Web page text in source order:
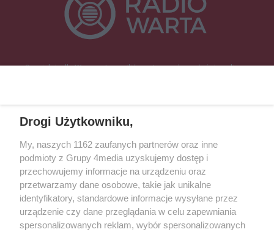
Specjalnie dla Was postanowiliśmy stworzyć rozgłośnię radiową
Śrem, Jarocin, Gniezno, Ostrów Wlkp.).
Kontakt Reklama Patronat
Dane firmowe
Regulamin serwisu i ogłoszeń drobnych
Regulamin konkursów
Polityka prywatności
Przetwarzanie danych osobowych
Drogi Użytkowniku,
My, naszych 1162 zaufanych partnerów oraz inne
podmioty z Grupy 4media uzyskujemy dostęp i
przechowujemy informacje na urządzeniu oraz
przetwarzamy dane osobowe, takie jak unikalne
identyfikatory, standardowe informacje wysyłane przez
urządzenie czy dane przeglądania w celu zapewniania
spersonalizowanych reklam, wybór spersonalizowanych